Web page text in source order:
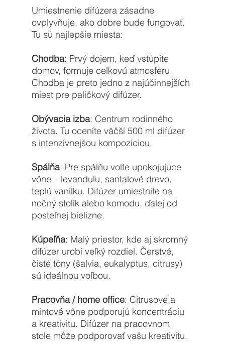
Umiestnenie difúzera zásadne
ovplyvňuje, ako dobre bude fungovať.
Tu sú najlepšie miesta:
Chodba: Prvý dojem, keď vstúpite
domov, formuje celkovú atmosféru.
Chodba je preto jedno z najúčinnejších
miest pre paličkový difúzer.
Obývacia izba: Centrum rodinného
života. Tu oceníte väčší 500 ml difúzer
s intenzívnejšou kompozíciou.
Spálňa: Pre spálňu volte upokojujúce
vône – levanduľu, santalové drevo,
teplú vanilku. Difúzer umiestnite na
nočný stolík alebo komodu, ďalej od
posteľnej bielizne.
Kúpeľňa: Malý priestor, kde aj skromný
difúzer urobí veľký rozdiel. Čerstvé,
čisté tóny (šalvia, eukalyptus, citrusy)
sú ideálnou voľbou.
Pracovňa / home office: Citrusové a
mintové vône podporujú koncentráciu
a kreativitu. Difúzer na pracovnom
stole môže podporovať vašu kreativitu.